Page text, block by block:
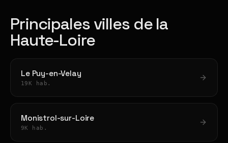
Principales villes de la
Haute-Loire
Le Puy-en-Velay
19K hab.
Monistrol-sur-Loire
9K hab.